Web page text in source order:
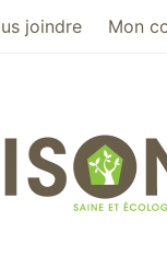
joindre Mon